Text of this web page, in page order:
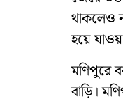
থাকলেও
হয়ে
মণিপুরে
বাড়ি।